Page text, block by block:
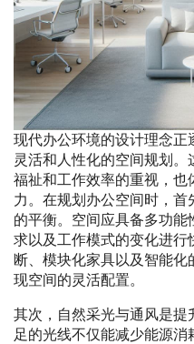
现代办公环境的设计理念正
灵活和人性化的空间规划
福祉和工作效率的重视，
力。在规划办公空间时，
的平衡。空间应具备多功
求以及工作模式的变化进行
断、模块化家具以及智能
现空间的灵活配置。
其次，自然采光与通风是
足的光线不仅能减少能源